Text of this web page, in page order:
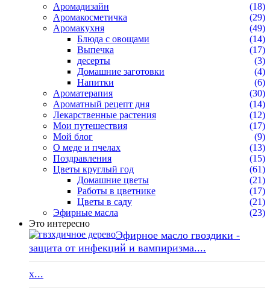
Аромадизайн
(18)
Аромакосметичка
(29)
Аромакухня
(49)
Блюда с овощами
(14)
Выпечка
(17)
десерты
(3)
Домашние заготовки
(4)
Напитки
(6)
Ароматерапия
(30)
Ароматный рецепт дня
(14)
Лекарственные растения
(12)
Мои путешествия
(17)
Мой блог
(9)
О меде и пчелах
(13)
Поздравления
(15)
Цветы круглый год
(61)
Домашние цветы
(21)
Работы в цветнике
(17)
Цветы в саду
(21)
Эфирные масла
(23)
Это интересно
Эфирное масло гвоздики -
защита от инфекций и вампиризма....
x...